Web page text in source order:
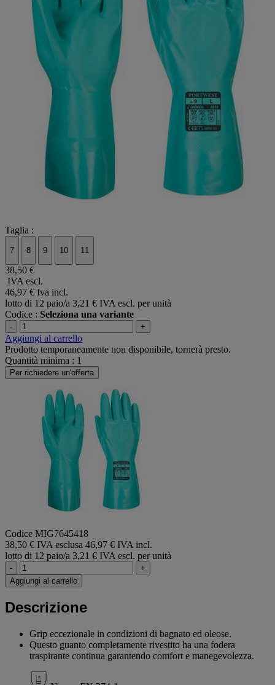
Taglia :
7 8 9 10 11
38,50 €
IVA escl.
46,97 € Iva incl.
lotto di 12 paio/a 3,21 € IVA escl. per unità
Codice : Seleziona una variante
- +
Aggiungi al carrello
Prodotto temporaneamente non disponibile, tornerà presto.
Quantità minima : 1
Per richiedere un'offerta
Codice MIG7645418
38,50 € IVA esclusa 46,97 € IVA incl.
lotto di 12 paio/a 3,21 € IVA escl. per unità
-
+
Aggiungi al carrello
Descrizione
Grip eccezionale in condizioni di bagnato ed oleose.
Questo guanto completamente rivestito ha una fodera
traspirante continua garantendo comfort e manegevolezza.